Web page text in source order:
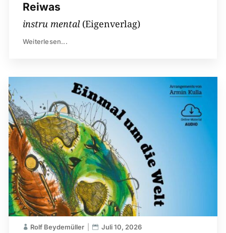
Reiwas
instru mental(Eigenverlag)
Weiterlesen...
Rolf Beydemüller Juli 10, 2026